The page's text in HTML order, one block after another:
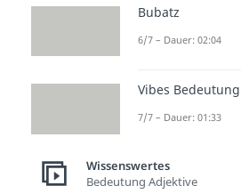
Bubatz
6/7 – Dauer: 02:04
Vibes Bedeutung
7/7 – Dauer: 01:33
Wissenswertes
Bedeutung Adjektive